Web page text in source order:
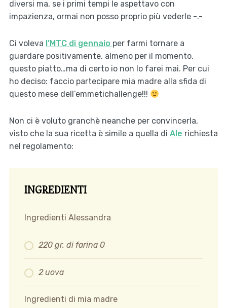
diversi ma, se i primi tempi le aspettavo con
impazienza, ormai non posso proprio più vederle -.-
Ci voleva l’MTC di gennaio per farmi tornare a
guardare positivamente, almeno per il momento,
questo piatto…ma di certo io non lo farei mai. Per cui
ho deciso: faccio partecipare mia madre alla sfida di
questo mese dell’emmetichallenge!!!
Non ci è voluto granchè neanche per convincerla,
visto che la sua ricetta è simile a quella di Ale richiesta
nel regolamento:
INGREDIENTI
Ingredienti Alessandra
220 gr. di farina 0
2 uova
Ingredienti di mia madre